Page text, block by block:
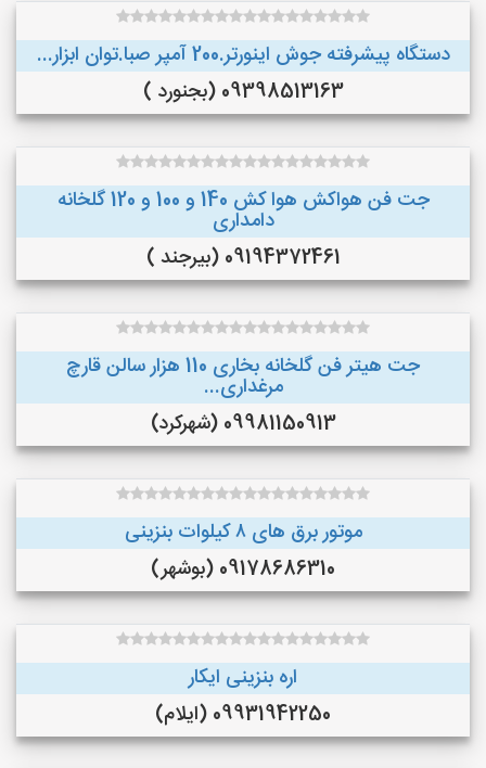
دستگاه پیشرفته جوش اینورتر.200 آمپر صبا.توان ابزار...
09398513163 (بجنورد )
جت فن هواکش هوا کش 140 و 100 و 120 گلخانه
دامداری
09194372461 (بیرجند )
جت هیتر فن گلخانه بخاری 110 هزار سالن قارچ
مرغداری...
09981150913 (شهرکرد)
موتور برق های ٨ کیلوات بنزینی
09178686310 (بوشهر)
اره بنزینی ایکار
09931942250 (ایلام)